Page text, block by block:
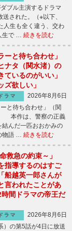
ブル主演するドラマ
された。（※以下、
生も全く違う、交わ
生で … 続きを読む
ーと待ち合わせ」
ナタ（関水渚）の
ているのがいい」
ズ欲しい」
ドラマ
2026年8月6日
と待ち合わせ」（関
本作は、警察の正義
んだ一匹おおかみの
物語 … 続きを読む
救急の約束～」
指導するのはすご
船越英一郎さんが
言われたことがあ
間ドラマの帝王だ
ドラマ
2026年8月6日
）の第5話が4日に放送